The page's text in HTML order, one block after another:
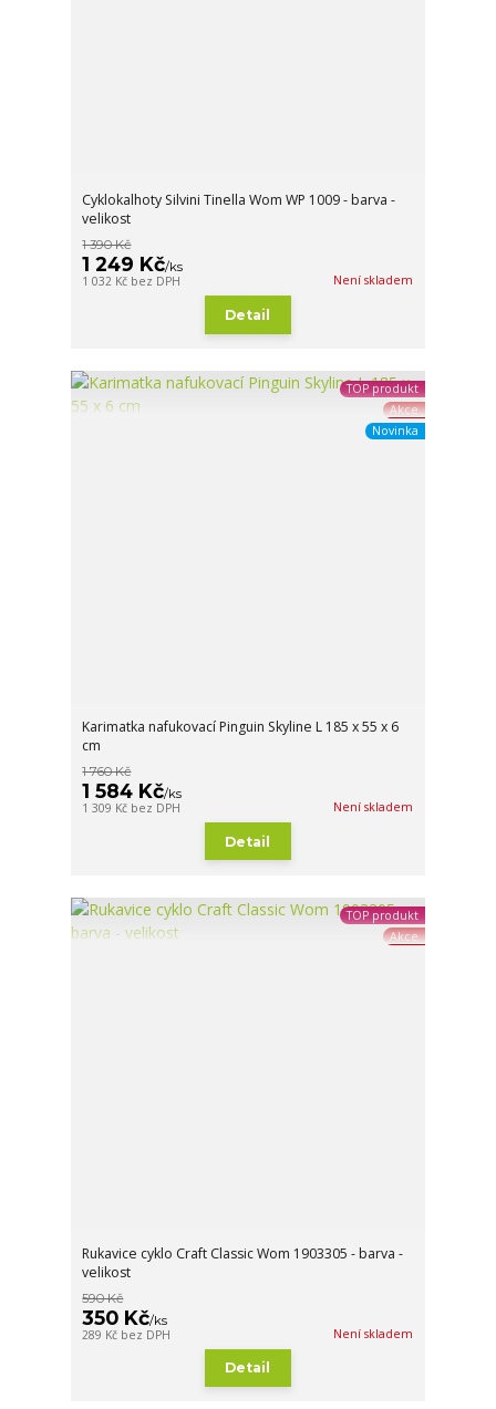
Cyklokalhoty Silvini Tinella Wom WP 1009 - barva -
velikost
1 390 Kč
1 249 Kč/ks
1 032 Kč bez DPH Není skladem
Detail
TOP produkt
Akce
Novinka
Karimatka nafukovací Pinguin Skyline L 185 x 55 x 6
cm
1 760 Kč
1 584 Kč/ks
1 309 Kč bez DPH Není skladem
Detail
TOP produkt
Akce
Rukavice cyklo Craft Classic Wom 1903305 - barva -
velikost
590 Kč
350 Kč/ks
289 Kč bez DPH Není skladem
Detail